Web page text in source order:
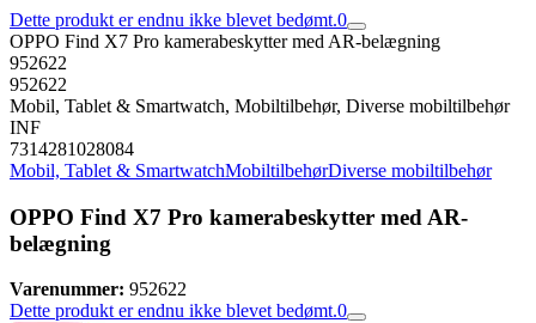
Dette produkt er endnu ikke blevet bedømt.0
OPPO Find X7 Pro kamerabeskytter med AR-belægning
952622
952622
Mobil, Tablet & Smartwatch, Mobiltilbehør, Diverse mobiltilbehør
INF
7314281028084
Mobil, Tablet & SmartwatchMobiltilbehørDiverse mobiltilbehør
OPPO Find X7 Pro kamerabeskytter med AR-
belægning
Varenummer: 952622
Dette produkt er endnu ikke blevet bedømt.0